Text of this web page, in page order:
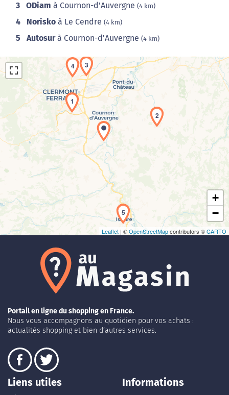
3 ODiam à Cournon-d'Auvergne (4 km)
4 Norisko à Le Cendre (4 km)
5 Autosurà Cournon-d'Auvergne (4 km)
Chargement de la carte en cours...
1
2
3
4
5
+
−
Leaflet | ©OpenStreetMapcontributors ©CARTO
Portail en ligne du shopping en France.
Nous vous accompagnons au quotidien pour vos achats :
actualités shopping et bien d’autres services.
Liens utiles Informations